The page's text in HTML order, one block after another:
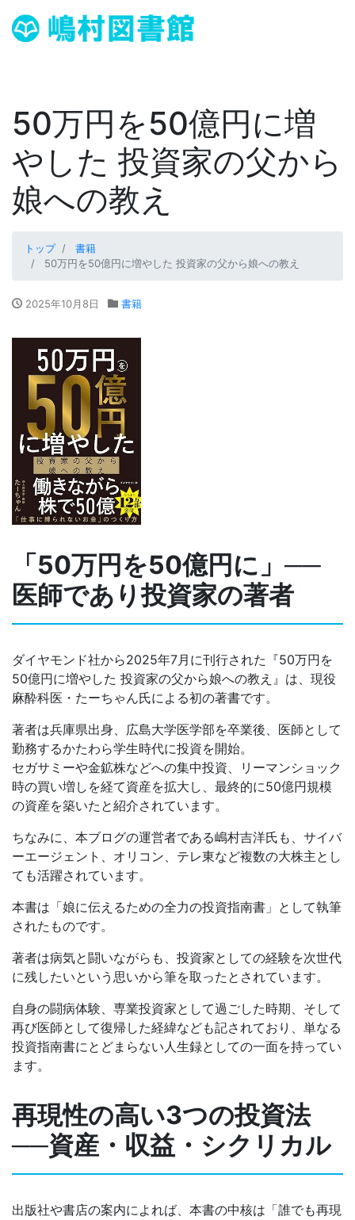
50万円を50億円に増
やした 投資家の父から
娘への教え
トップ
書籍
50万円を50億円に増やした 投資家の父から娘への教え
2025年10月8日 書籍
「50万円を50億円に」──
医師であり投資家の著者
ダイヤモンド社から2025年7月に刊行された『50万円を
50億円に増やした 投資家の父から娘への教え』は、現役
麻酔科医・たーちゃん氏による初の著書です。
著者は兵庫県出身、広島大学医学部を卒業後、医師として
勤務するかたわら学生時代に投資を開始。
セガサミーや金鉱株などへの集中投資、リーマンショック
時の買い増しを経て資産を拡大し、最終的に50億円規模
の資産を築いたと紹介されています。
ちなみに、本ブログの運営者である嶋村吉洋氏も、サイバ
ーエージェント、オリコン、テレ東など複数の大株主とし
ても活躍されています。
本書は「娘に伝えるための全力の投資指南書」として執筆
されたものです。
著者は病気と闘いながらも、投資家としての経験を次世代
に残したいという思いから筆を取ったとされています。
自身の闘病体験、専業投資家として過ごした時期、そして
再び医師として復帰した経緯なども記されており、単なる
投資指南書にとどまらない人生録としての一面を持ってい
ます。
再現性の高い3つの投資法
──資産・収益・シクリカル
出版社や書店の案内によれば、本書の中核は「誰でも再現